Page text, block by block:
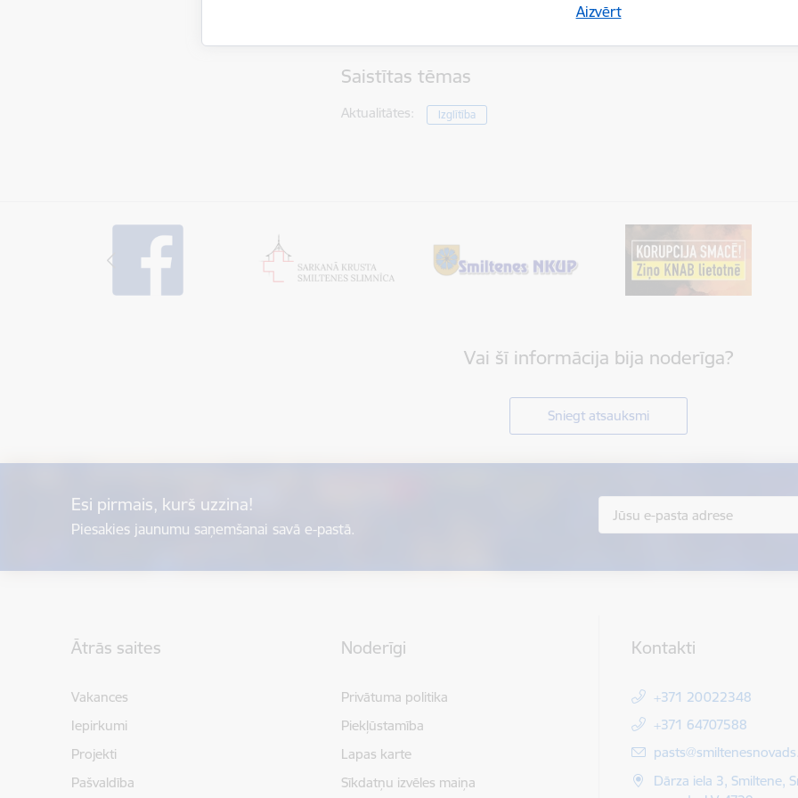
Aizvērt
Jautājumu gadījumā zvanīt uz mūzikas skolas tālruņa numuru
Saistītas tēmas
Aktualitātes: Izglītība
Vai šī informācija bija noderīga?
Sniegt atsauksmi
Esi pirmais, kurš uzzina!
Piesakies jaunumu saņemšanai savā e-pastā.
Ātrās saites
Vakances
Iepirkumi
Projekti
Pašvaldība
Noderīgi
Privātuma politika
Piekļūstamība
Lapas karte
Sīkdatņu izvēles maiņa
Kontakti
+371 20022348
+371 64707588
E-pasts:
Dārza iela 3, Smiltene,